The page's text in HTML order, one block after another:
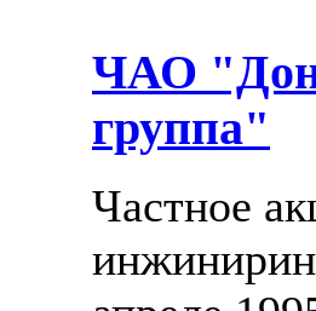
ЧАО
группа"
Частное